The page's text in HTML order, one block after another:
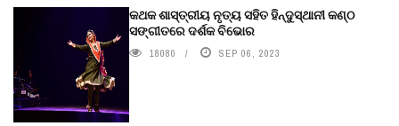
କଥକ ଶାସ୍ତ୍ରୀୟ ନୃତ୍ୟ ସହିତ ହିନ୍ଦୁସ୍ଥାନୀ କଣ୍ଠ
ସଙ୍ଗୀତରେ ଦର୍ଶକ ବିଭୋର
18080 SEP 06, 2023